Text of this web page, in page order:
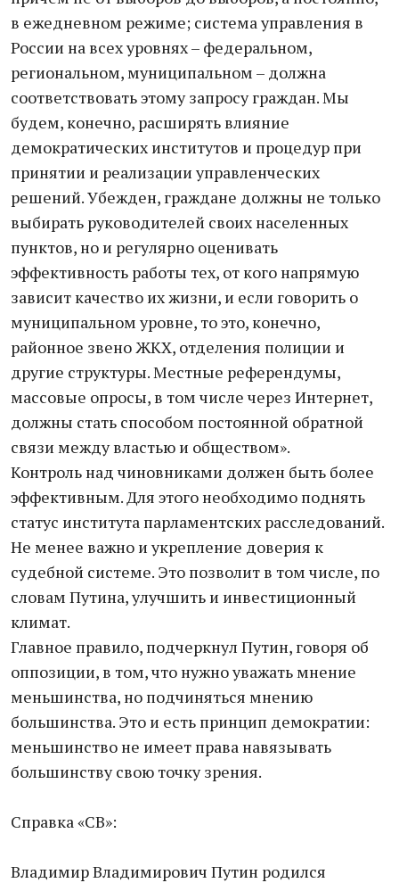
в ежедневном режиме; система управления в
России на всех уровнях – федеральном,
региональном, муниципальном – должна
соответствовать этому запросу граждан. Мы
будем, конечно, расширять влияние
демократических институтов и процедур при
принятии и реализации управленческих
решений. Убежден, граждане должны не только
выбирать руководителей своих населенных
пунктов, но и регулярно оценивать
эффективность работы тех, от кого напрямую
зависит качество их жизни, и если говорить о
муниципальном уровне, то это, конечно,
районное звено ЖКХ, отделения полиции и
другие структуры. Местные референдумы,
массовые опросы, в том числе через Интернет,
должны стать способом постоянной обратной
связи между властью и обществом».
Контроль над чиновниками должен быть более
эффективным. Для этого необходимо поднять
статус института парламентских расследований.
Не менее важно и укрепление доверия к
судебной системе. Это позволит в том числе, по
словам Путина, улучшить и инвестиционный
климат.
Главное правило, подчеркнул Путин, говоря об
оппозиции, в том, что нужно уважать мнение
меньшинства, но подчиняться мнению
большинства. Это и есть принцип демократии:
меньшинство не имеет права навязывать
большинству свою точку зрения.
Справка «СВ»:
Владимир Владимирович Путин родился